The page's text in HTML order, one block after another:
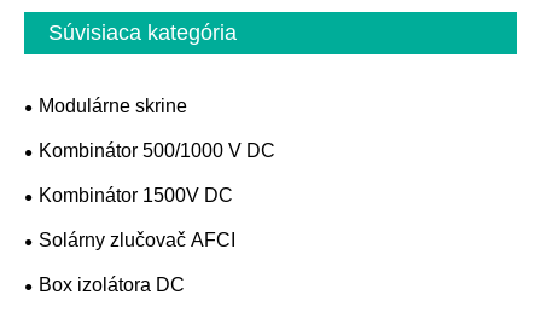
Súvisiaca kategória
Modulárne skrine
Kombinátor 500/1000 V DC
Kombinátor 1500V DC
Solárny zlučovač AFCI
Box izolátora DC